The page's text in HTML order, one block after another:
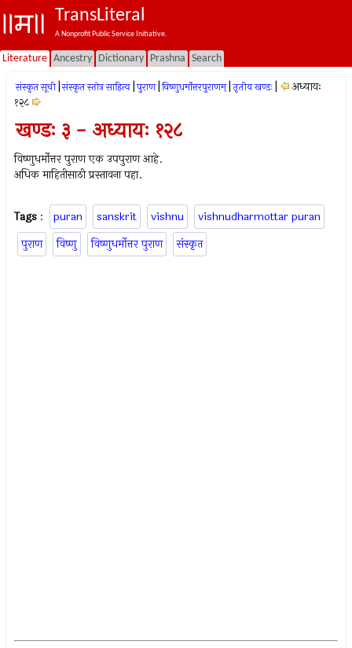
TransLiteral
A Nonprofit Public Service Initiative.
Literature Ancestry Dictionary Prashna Search
संस्कृत सूची संस्कृत स्तोत्र साहित्य पुराण विष्णुधर्मोत्तरपुराणम् तृतीय खण्डः
अध्यायः
१२८
खण्डः ३ - अध्यायः १२८
विष्णुधर्मोत्तर पुराण एक उपपुराण आहे.
अधिक माहितीसाठी प्रस्तावना पहा.
Tags : puran sanskrit vishnu
vishnudharmottar puran
पुराण
विष्णु विष्णुधर्मोत्तर पुराण संस्कृत